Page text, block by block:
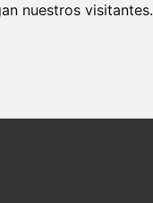
nuestros visitantes.